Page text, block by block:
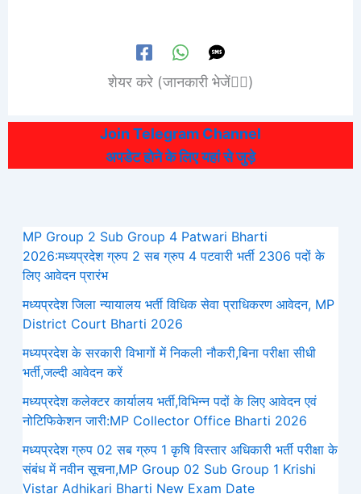
शेयर करे (जानकारी भेजें👆🏻)
Join Telegram Channel
अपडेट होने के लिए यहां से जुड़े
MP Group 2 Sub Group 4 Patwari Bharti
2026:मध्यप्रदेश ग्रुप 2 सब ग्रुप 4 पटवारी भर्ती 2306 पदों के
लिए आवेदन प्रारंभ
मध्‍यप्रदेश जिला न्यायालय भर्ती विधिक सेवा प्राधिकरण आवेदन, MP
District Court Bharti 2026
मध्यप्रदेश के सरकारी विभागों में निकली नौकरी,बिना परीक्षा सीधी
भर्ती,जल्दी आवेदन करें
मध्यप्रदेश कलेक्टर कार्यालय भर्ती,विभिन्न पदों के लिए आवेदन एवं
नोटिफिकेशन जारी:MP Collector Office Bharti 2026
मध्यप्रदेश ग्रुप 02 सब ग्रुप 1 कृषि विस्तार अधिकारी भर्ती परीक्षा के
संबंध में नवीन सूचना,MP Group 02 Sub Group 1 Krishi
Vistar Adhikari Bharti New Exam Date